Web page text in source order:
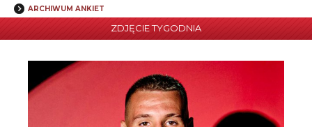
ARCHIWUM ANKIET
ZDJĘCIE TYGODNIA